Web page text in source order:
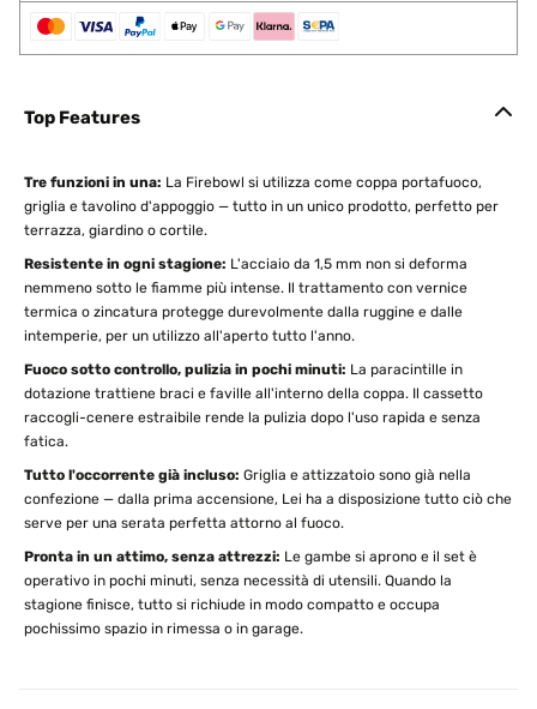
Top Features
Tre funzioni in una: La Firebowl si utilizza come coppa portafuoco,
griglia e tavolino d'appoggio — tutto in un unico prodotto, perfetto per
terrazza, giardino o cortile.
Resistente in ogni stagione: L'acciaio da 1,5 mm non si deforma
nemmeno sotto le fiamme più intense. Il trattamento con vernice
termica o zincatura protegge durevolmente dalla ruggine e dalle
intemperie, per un utilizzo all'aperto tutto l'anno.
Fuoco sotto controllo, pulizia in pochi minuti: La paracintille in
dotazione trattiene braci e faville all'interno della coppa. Il cassetto
raccogli-cenere estraibile rende la pulizia dopo l'uso rapida e senza
fatica.
Tutto l'occorrente già incluso: Griglia e attizzatoio sono già nella
confezione — dalla prima accensione, Lei ha a disposizione tutto ciò che
serve per una serata perfetta attorno al fuoco.
Pronta in un attimo, senza attrezzi: Le gambe si aprono e il set è
operativo in pochi minuti, senza necessità di utensili. Quando la
stagione finisce, tutto si richiude in modo compatto e occupa
pochissimo spazio in rimessa o in garage.